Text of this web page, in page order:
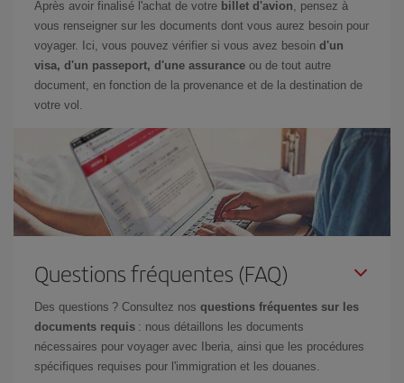
Après avoir finalisé l'achat de votre billet d'avion, pensez à
vous renseigner sur les documents dont vous aurez besoin pour
voyager. Ici, vous pouvez vérifier si vous avez besoin d'un
visa, d'un passeport, d'une assurance ou de tout autre
document, en fonction de la provenance et de la destination de
votre vol.
Questions fréquentes (FAQ)
Des questions ? Consultez nos questions fréquentes sur les
documents requis : nous détaillons les documents
nécessaires pour voyager avec Iberia, ainsi que les procédures
spécifiques requises pour l'immigration et les douanes.